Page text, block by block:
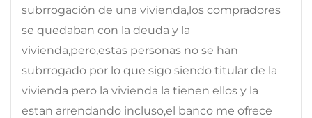
subrrogación de una vivienda,los compradores
se quedaban con la deuda y la
vivienda,pero,estas personas no se han
subrrogado por lo que sigo siendo titular de la
vivienda pero la vivienda la tienen ellos y la
estan arrendando incluso,el banco me ofrece